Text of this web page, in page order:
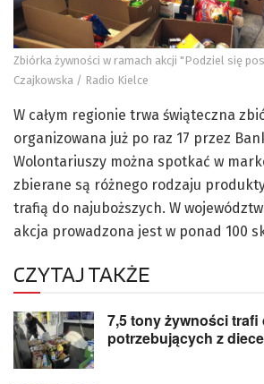
Zbiórka żywności w ramach akcji "Podziel się
Czajkowska / Radio Kielce
W całym regionie trwa świąteczna
organizowana już po raz 17 przez
Wolontariuszy można spotkać w
zbierane są różnego rodzaju
trafią do najuboższych. W
akcja prowadzona jest w ponad 100
CZYTAJ TAKŻE
7,5 tony żywności trafi
potrzebujących z